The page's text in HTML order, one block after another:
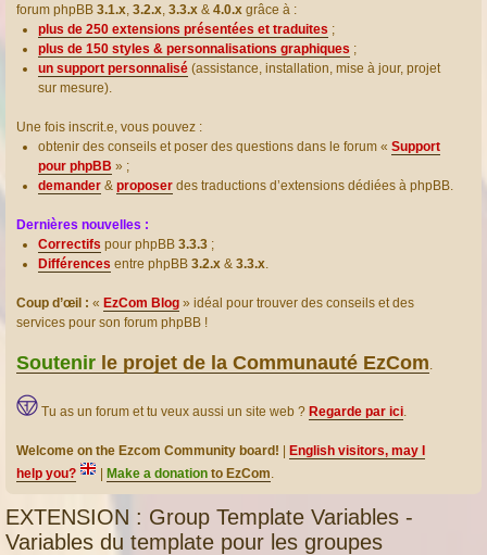
forum phpBB 3.1.x, 3.2.x, 3.3.x & 4.0.x grâce à :
plus de 250 extensions présentées et traduites ;
plus de 150 styles & personnalisations graphiques ;
un support personnalisé (assistance, installation, mise à jour, projet
sur mesure).
Une fois inscrit.e, vous pouvez :
obtenir des conseils et poser des questions dans le forum « Support
pour phpBB » ;
demander & proposer des traductions d’extensions dédiées à phpBB.
Dernières nouvelles :
Correctifs pour phpBB 3.3.3 ;
Différences entre phpBB 3.2.x & 3.3.x.
Coup d’œil : « EzCom Blog » idéal pour trouver des conseils et des
services pour son forum phpBB !
Soutenir le projet de la Communauté EzCom.
Tu as un forum et tu veux aussi un site web ? Regarde par ici.
Welcome on the Ezcom Community board!
English visitors, may I
help you?
Make a donation to EzCom.
EXTENSION : Group Template Variables -
Variables du template pour les groupes